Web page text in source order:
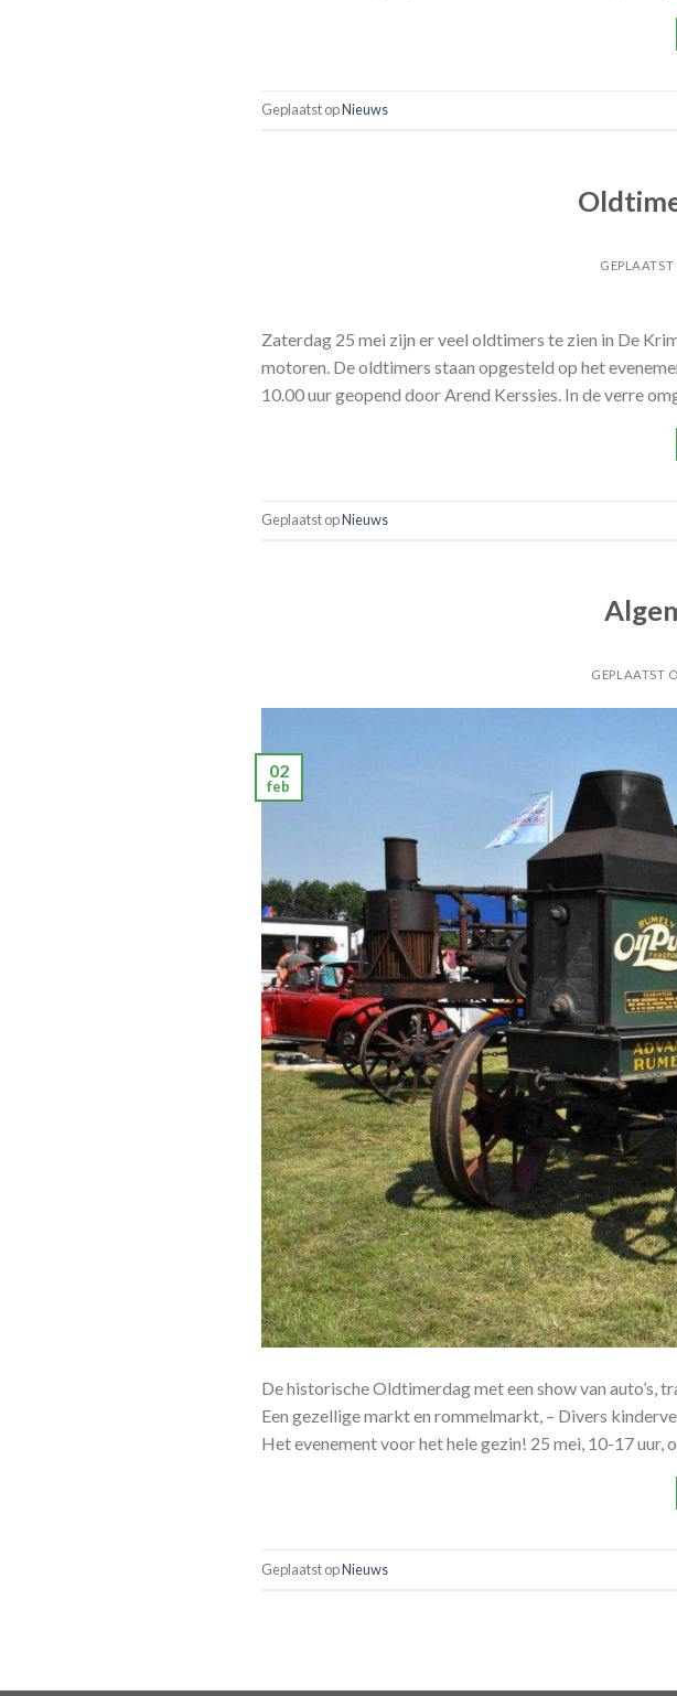
Geplaatst opNieuws
GEPLAATST
Zaterdag 25 mei zijn er veel oldtimers te zien in De
motoren. De oldtimers staan opgesteld op het
10.00 uur geopend door Arend Kerssies. In de verre
Geplaatst opNieuws
GEPLAATST
02
feb
De historische Oldtimerdag met een show van auto’s,
Een gezellige markt en rommelmarkt, – Divers
Het evenement voor het hele gezin! 25 mei, 10-17
Geplaatst opNieuws